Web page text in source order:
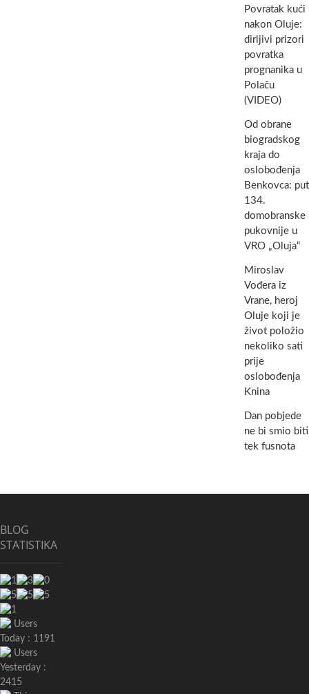
Povratak kući
nakon Oluje:
dirljivi prizori
povratka
prognanika u
Polaču
(VIDEO)
Od obrane
biogradskog
kraja do
oslobođenja
Benkovca: put
134.
domobranske
pukovnije u
VRO „Oluja“
Miroslav
Vođera iz
Vrane, heroj
Oluje koji je
život položio
nekoliko sati
prije
oslobođenja
Knina
Dan pobjede
ne bi smio biti
tek fusnota
BLOG
STATISTIKA
Users
Today : 1191
Users
Yesterday :
2415